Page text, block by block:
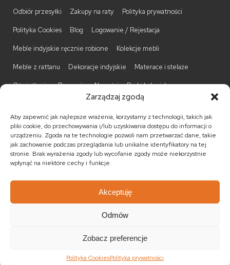
Zarządzaj zgodą
Aby zapewnić jak najlepsze wrażenia, korzystamy z technologii, takich jak
pliki cookie, do przechowywania i/lub uzyskiwania dostępu do informacji o
urządzeniu. Zgoda na te technologie pozwoli nam przetwarzać dane, takie
jak zachowanie podczas przeglądania lub unikalne identyfikatory na tej
stronie. Brak wyrażenia zgody lub wycofanie zgody może niekorzystnie
wpłynąć na niektóre cechy i funkcje.
Akceptuję
Odmów
Zobacz preferencje
Polityka CookiesPolityka prywatności
Odbiór przesyłki Zakupy na raty Polityka prywatności
Polityka Cookies Blog Logowanie / Rejestacja
Meble indyjskie ręcznie robione Kolekcje mebli
Meble z rattanu Dekoracje indyjskie Materace i stelaże
Oświetlenie Promocje Nowości Barki kolonialne
Komody kolonialne Krzesła kolonialne
Kufry indyjskie Ławki kolonialne Łóżka kolonialne
Parawany kolonialne Półki kolonialne Regały kolonialne
Stojaki na CD Stoliki kawowe Stoliki nocne
MEBLE ŚWIATA
KULIKOWSKI-IT.pl Strony internetowe Szczecin